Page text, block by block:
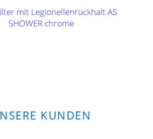
KUNDEN